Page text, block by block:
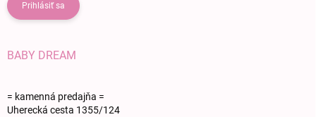
Prihlásiť sa
BABY DREAM
= kamenná predajňa =
Uherecká cesta 1355/124